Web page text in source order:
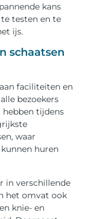
kans
testen en te
ijs.
schaatsen
faciliteiten en
bezoekers
tijdens
waar
huren
in verschillende
het omvat ook
knie- en